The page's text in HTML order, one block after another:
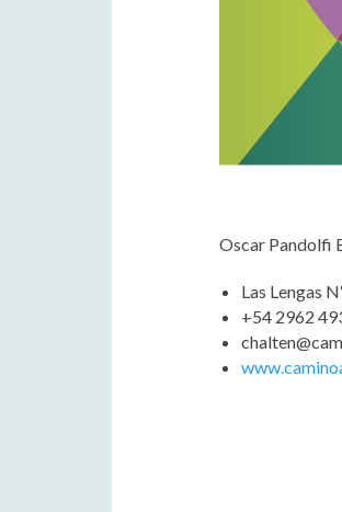
Oscar Pandolfi
Las Lengas
+54 2962